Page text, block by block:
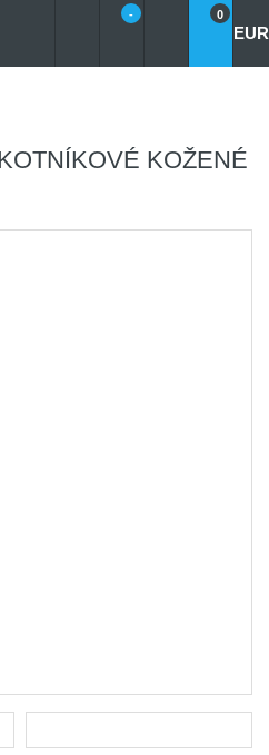
- 0
EUR
KOŽENÉ